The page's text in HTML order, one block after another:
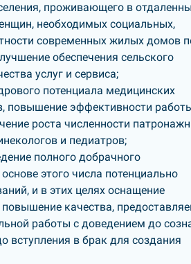
проживающего в
необходимых социальных,
современных жилых домов
обеспечения сельского
услуг и сервиса;
потенциала медицинских
повышение эффективности
роста численности
и педиатров;
полного добрачного
этого числа потенциально
и в этих целях оснащение
качества,
работы с доведением до
вступления в брак для создания